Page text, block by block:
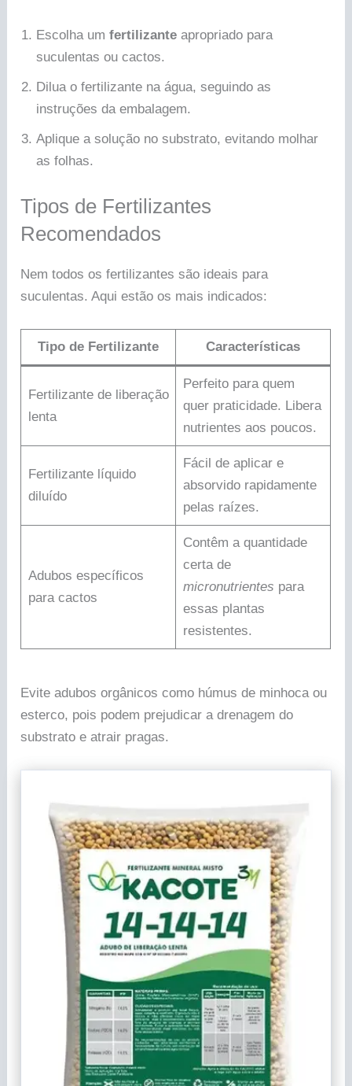
Escolha umfertilizante apropriado para
suculentas ou cactos.
Dilua o fertilizante na água, seguindo as
instruções da embalagem.
Aplique a solução no substrato, evitando molhar
as folhas.
Tipos de Fertilizantes
Recomendados
Nem todos os fertilizantes são ideais para
suculentas. Aqui estão os mais indicados:
Tipo de Fertilizante Características
Fertilizante de liberação
lenta
Perfeito para quem
quer praticidade. Libera
nutrientes aos poucos.
Fertilizante líquido
diluído
Fácil de aplicar e
absorvido rapidamente
pelas raízes.
Adubos específicos
para cactos
Contêm a quantidade
certa de
micronutrientes para
essas plantas
resistentes.
Evite adubos orgânicos como húmus de minhoca ou
esterco, pois podem prejudicar a drenagem do
substrato e atrair pragas.